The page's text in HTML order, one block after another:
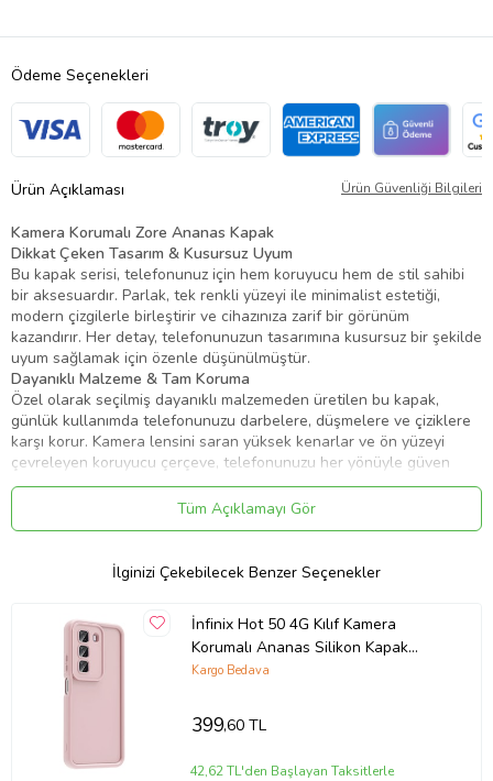
Ödeme Seçenekleri
Ürün Açıklaması Ürün Güvenliği Bilgileri
Kamera Korumalı Zore Ananas Kapak
Dikkat Çeken Tasarım & Kusursuz Uyum
Bu kapak serisi, telefonunuz için hem koruyucu hem de stil sahibi
bir aksesuardır. Parlak, tek renkli yüzeyi ile minimalist estetiği,
modern çizgilerle birleştirir ve cihazınıza zarif bir görünüm
kazandırır. Her detay, telefonunuzun tasarımına kusursuz bir şekilde
uyum sağlamak için özenle düşünülmüştür.
Dayanıklı Malzeme & Tam Koruma
Özel olarak seçilmiş dayanıklı malzemeden üretilen bu kapak,
günlük kullanımda telefonunuzu darbelere, düşmelere ve çiziklere
karşı korur. Kamera lensini saran yüksek kenarlar ve ön yüzeyi
çevreleyen koruyucu çerçeve, telefonunuzu her yönüyle güven
altına alır.
Ergonomik Kavrama & Kolay Erişim
Ergonomik tasarımı, telefonunuza sadece koruma sunmakla kalmaz,
düğmeler ve bağlantı noktaları için hassas kesimler, cihazın
fonksiyonlarına sorunsuz erişimi garanti eder.
Ürün Kodu:
Tüm Açıklamayı Gör
İlginizi Çekebilecek Benzer Seçenekler
İnfinix Hot 50 4G Kılıf Kamera
Korumalı Ananas Silikon Kapak
(Pembe)
Kargo Bedava
399,60 TL
42,62 TL'den Başlayan Taksitlerle